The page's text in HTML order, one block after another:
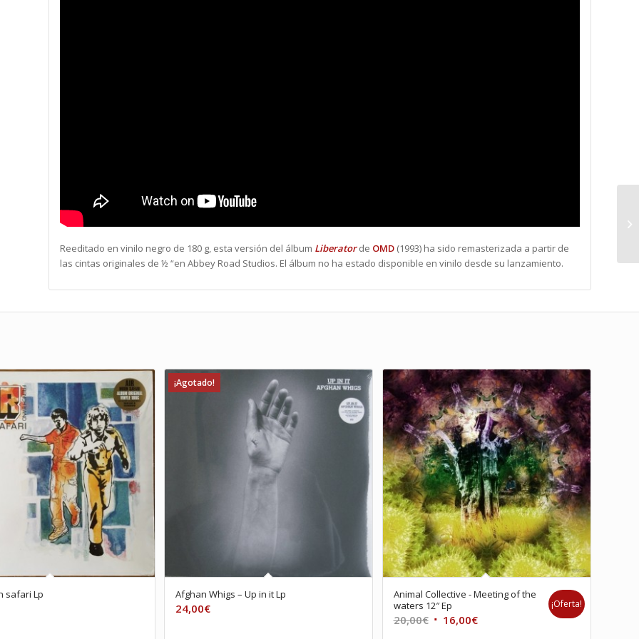
Reeditado en vinilo negro de 180 g, esta versión del álbum Liberatorde OMD (1993) ha sido remasterizada a partir de
las cintas originales de ½ “en Abbey Road Studios. El álbum no ha estado disponible en vinilo desde su lanzamiento.
safari Lp
¡Agotado!
Afghan Whigs ‎– Up in it Lp
24,00€
Animal Collective ‎- Meeting of the
waters 12″ Ep
20,00€ El 16,00€El
¡Oferta!